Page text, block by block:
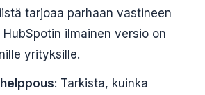
tarjoaa parhaan vastineen
ilmainen versio on
yrityksille.
: Tarkista, kuinka